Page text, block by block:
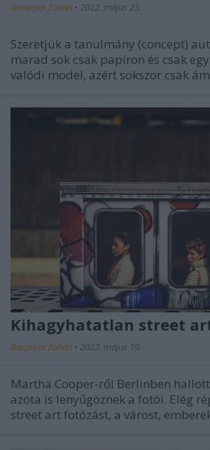
Baranyai Zoltán • 2022. május 23.
Szeretjük a tanulmány (concept)
marad sok csak papíron és csak
valódi model, azért sokszor csak
Kihagyhatatlan street
Baranyai Zoltán • 2022. május 19.
Martha Cooper-ről Berlinben
azóta is lenyűgöznek a fotói. Elég
street art fotózást, a várost,